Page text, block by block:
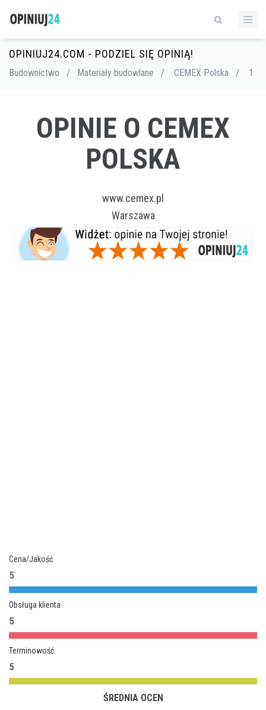
OPINIUJ24.COM - PODZIEL SIĘ OPINIĄ!
Budownictwo / Materiały budowlane / CEMEX Polska / 1
OPINIE O CEMEX
POLSKA
www.cemex.pl
Warszawa
Cena/Jakość
5
Obsługa klienta
5
Terminowość
5
ŚREDNIA OCEN